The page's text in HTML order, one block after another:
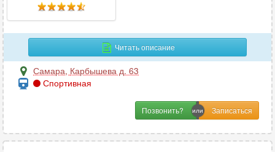
Читать описание
Самара, Карбышева д. 63
Спортивная
Позвонить?